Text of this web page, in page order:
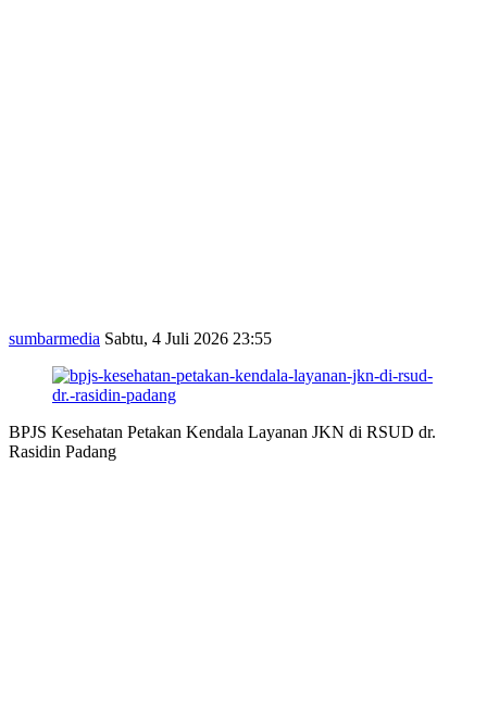
sumbarmedia Sabtu, 4 Juli 2026 23:55
BPJS Kesehatan Petakan Kendala Layanan JKN di RSUD dr.
Rasidin Padang